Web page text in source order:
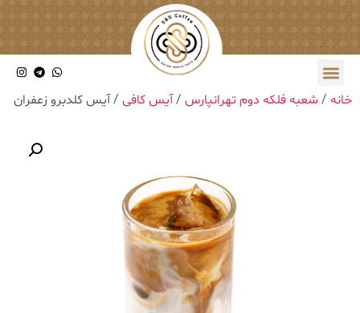
خانه / شعبه فلکه دوم تهرانپارس /آیس کافی / آیس کلدبرو زعفران